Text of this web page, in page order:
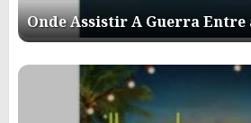
Onde Assistir A Guerra Entre